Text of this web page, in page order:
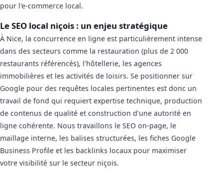
pour l'e-commerce local.
Le SEO local niçois : un enjeu stratégique
À Nice, la concurrence en ligne est particulièrement intense
dans des secteurs comme la restauration (plus de 2 000
restaurants référencés), l'hôtellerie, les agences
immobilières et les activités de loisirs. Se positionner sur
Google pour des requêtes locales pertinentes est donc un
travail de fond qui requiert expertise technique, production
de contenus de qualité et construction d'une autorité en
ligne cohérente. Nous travaillons le SEO on-page, le
maillage interne, les balises structurées, les fiches Google
Business Profile et les backlinks locaux pour maximiser
votre visibilité sur le secteur niçois.